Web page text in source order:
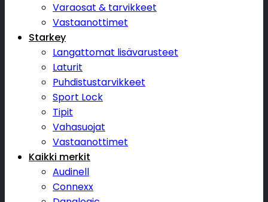
Varaosat & tarvikkeet
Vastaanottimet
Starkey
Langattomat lisävarusteet
Laturit
Puhdistustarvikkeet
Sport Lock
Tipit
Vahasuojat
Vastaanottimet
Kaikki merkit
Audinell
Connexx